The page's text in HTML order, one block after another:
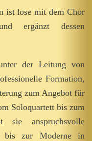
ist lose mit dem Chor
ergänzt dessen
der Leitung von
Formation,
zum Angebot für
Soloquartett bis zum
sie anspruchsvolle
bis zur Moderne in